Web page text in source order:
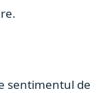
sentimentul de